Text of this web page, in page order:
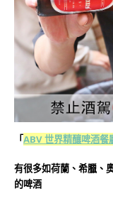
「ABV 世界精釀啤酒餐
有很多如荷蘭、希臘、
的啤酒